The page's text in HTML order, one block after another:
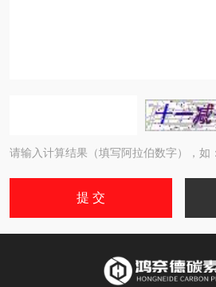
请输入计算结果（填写阿拉伯数字），如